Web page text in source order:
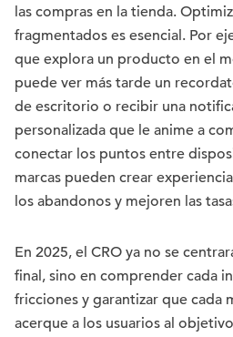
las compras en la tienda.
fragmentados es esencial. Por
que explora un producto en el
puede ver más tarde un
de escritorio o recibir una
personalizada que le anime a
conectar los puntos entre
marcas pueden crear
los abandonos y mejoren las
En 2025, el CRO ya no se
final, sino en comprender cada
fricciones y garantizar que cada
acerque a los usuarios al